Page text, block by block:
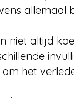
allemaal
niet altijd
het